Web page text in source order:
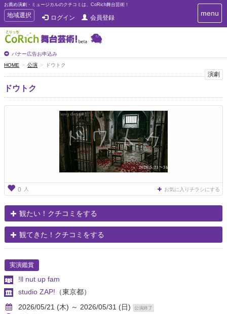
お薦め演劇・ミュージカルのクチコミは、CoRich舞台芸術！
T
o
g
g
e
n
a
v
i
地域選択 ログイン 会員登録
バナー広告お申込み
T
o
i
menu
HOME 公演 ドウトク
演劇
ドウトク
0 人 お気に入りチラシにする
観たい！クチコミをする
観てきた！クチコミをする
実演鑑賞
!ll nut up fam
studio ZAP! （東京都）
2026/05/21 (木) ～ 2026/05/31 (日)
公演終了